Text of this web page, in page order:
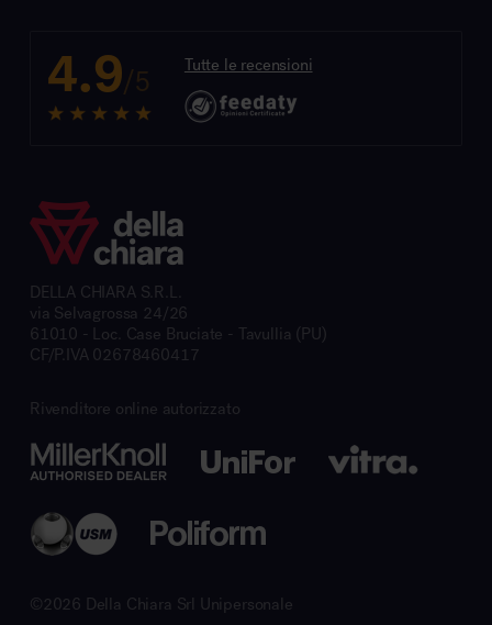
4.9/5 Tutte le recensioni
DELLA CHIARA S.R.L.
via Selvagrossa 24/26
61010 - Loc. Case Bruciate - Tavullia (PU)
CF/P.IVA 02678460417
Rivenditore online autorizzato
©2026 Della Chiara Srl Unipersonale